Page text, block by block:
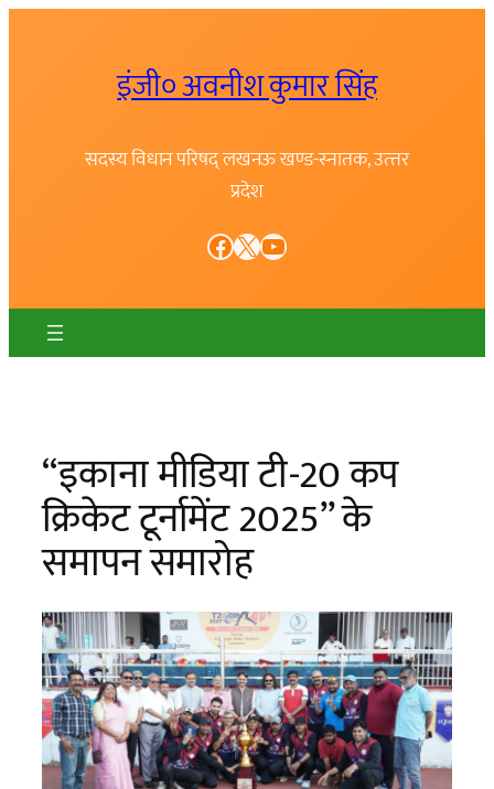
इंजी० अवनीश कुमार सिंह
सदस्य विधान परिषद् लखनऊ खण्ड-स्नातक, उत्त्तर
प्रदेश
Facebook X YouTube
“इकाना मीडिया टी-20 कप
क्रिकेट टूर्नामेंट 2025” के
समापन समारोह